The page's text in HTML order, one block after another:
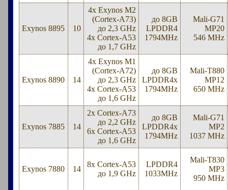
Exynos 8895 10
4x Exynos M2
(Cortex-A73)
до 2,3 GHz
4x Cortex-A53
до 1,7 GHz
до 8GB
LPDDR4
1794MHz
Mali-G71
MP20
546 MHz
Exynos 8890 14
4x Exynos M1
(Cortex-A72)
до 2,3 GHz
4x Cortex-A53
до 1,6 GHz
до 8GB
LPDDR4x
1794MHz
Mali-T880
MP12
650 MHz
Exynos 7885 14
2x Cortex-A73
до 2,2 GHz
6x Cortex-A53
до 1,6 GHz
до 8GB
LPDDR4x
1794MHz
Mali-G71
MP2
1037 MHz
Exynos 7880 14
8x Cortex-A53
до 1,9 GHz
LPDDR4
1033MHz
Mali-T830
MP3
950 MHz